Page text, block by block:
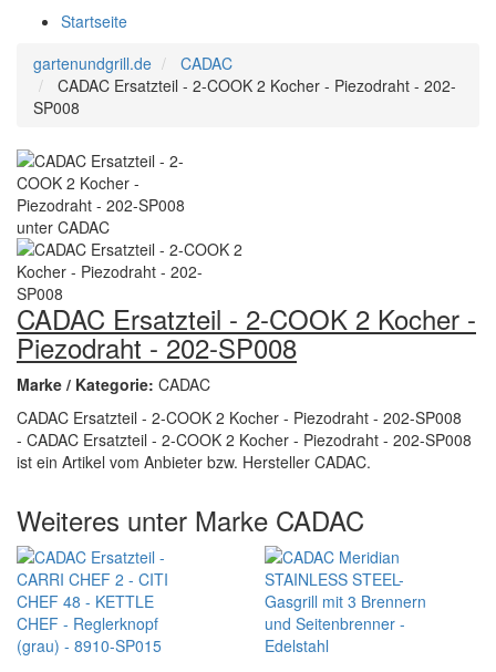
Startseite
gartenundgrill.de
CADAC
CADAC Ersatzteil - 2-COOK 2 Kocher - Piezodraht - 202-
SP008
CADAC Ersatzteil - 2-COOK 2 Kocher -
Piezodraht - 202-SP008
Marke / Kategorie: CADAC
CADAC Ersatzteil - 2-COOK 2 Kocher - Piezodraht - 202-SP008
- CADAC Ersatzteil - 2-COOK 2 Kocher - Piezodraht - 202-SP008
ist ein Artikel vom Anbieter bzw. Hersteller CADAC.
Weiteres unter Marke CADAC